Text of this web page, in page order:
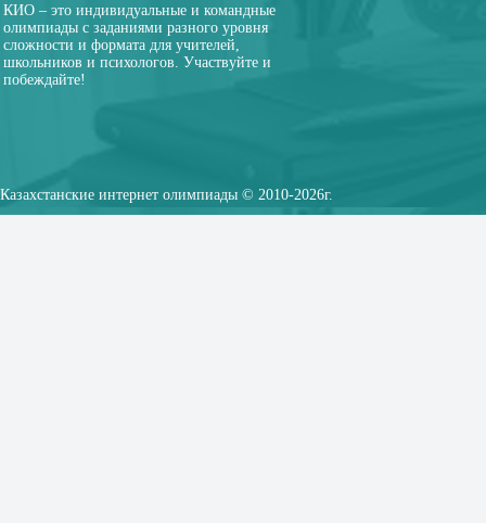
КИО – это индивидуальные и командные
олимпиады с заданиями разного уровня
сложности и формата для учителей,
школьников и психологов. Участвуйте и
побеждайте!
Казахстанские интернет олимпиады © 2010-2026г.